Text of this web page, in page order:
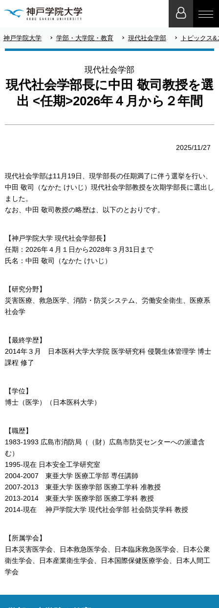
神戸学院大学 学部・大学院・教育 現代社会学部 トピックス
現代社会学部
現代社会学部長に中田 敬司教授を選
出 <任期>2026年４月から２年間
2025/11/27
現代社会学部は11月19日、現学部長の任期満了に伴う選挙を行い、
中田 敬司（なかた けいじ）現代社会学部教授を次期学部長に選出し
ました。
なお、中田 敬司教授の略歴は、以下のとおりです。
【神戸学院大学 現代社会学部長】
任期：2026年４月１日から2028年３月31日まで
氏名：中田 敬司（なかた けいじ）
【研究分野】
災害医療、救急医学、消防・防災システム、労働安全衛生、医療系
社会学
【最終学歴】
2014年３月 日本医科大学大学院 医学研究科 侵襲生体管理学 博士
課程 修了
【学位】
博士（医学）（日本医科大学）
【職歴】
1983-1993 広島市消防局（（財）広島市防災センターへの派遣含
む）
1995-現在 日本安全工学研究室
2004-2007 東亜大学 医療工学部 専任講師
2007-2013 東亜大学 医療学部 医療工学科 准教授
2013-2014 東亜大学 医療学部 医療工学科 教授
2014-現在 神戸学院大学 現代社会学部 社会防災学科 教授
【所属学会】
日本災害医学会、日本救急医学会、日本臨床救急医学会、日本公衆
衛生学会、日本産業衛生学会、日本国際保健医療学会、日本人間工
学会